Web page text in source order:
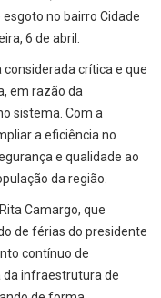
no bairro Cidade
6 de abril.
crítica e que
em razão da
sistema. Com a
a eficiência no
e qualidade ao
da região.
Camargo, que
de férias do presidente
contínuo de
infraestrutura de